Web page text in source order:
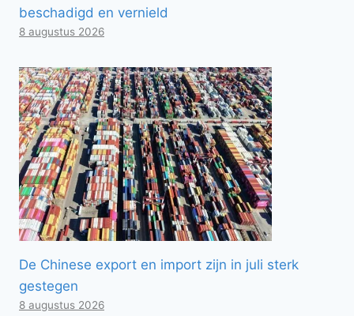
beschadigd en vernield
8 augustus 2026
De Chinese export en import zijn in juli sterk
gestegen
8 augustus 2026